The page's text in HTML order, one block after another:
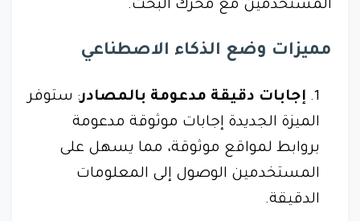
المستخدمين مع محرك البحث.
مميزات وضع الذكاء الاصطناعي
إجابات دقيقة مدعومة بالمصادر: ستوفر
الميزة الجديدة إجابات موثوقة مدعومة
بروابط لمواقع موثوقة، مما يسهل على
المستخدمين الوصول إلى المعلومات
الدقيقة.